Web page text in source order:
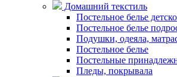
Домашний текстиль
Постельное белье
Постельное белье
Подушки, одеяла,
Постельное белье
Постельные
Пледы, покрывала